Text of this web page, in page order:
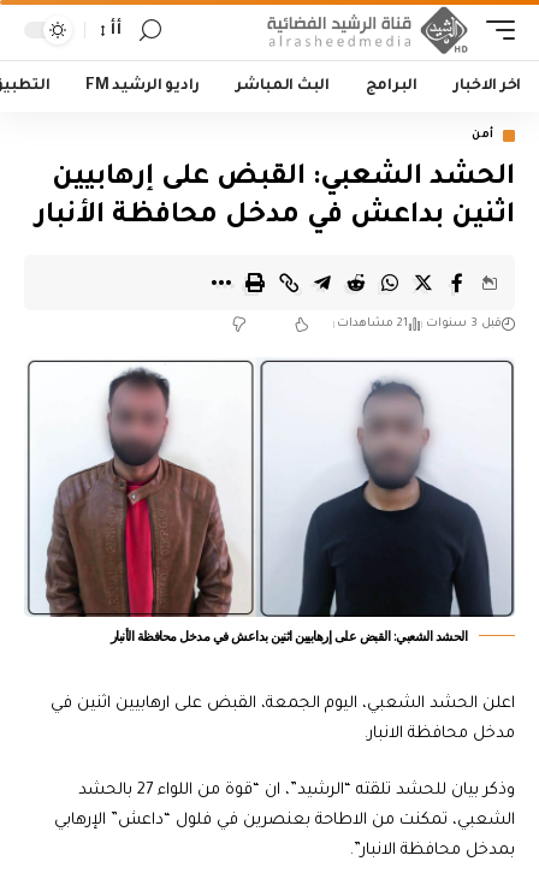
أأ
اخر الاخبار البرامج البث المباشر راديو الرشيد FM
أمن
الحشد الشعبي: القبض على إرهابيين
اثنين بداعش في مدخل محافظة الأنبار
قبل 3 سنوات 21 مشاهدات
الحشد الشعبي: القبض على إرهابيين اثنين بداعش في مدخل محافظة الأنبار
اعلن الحشد الشعبي، اليوم الجمعة، القبض على ارهابيين اثنين في
مدخل محافظة الانبار.
وذكر بيان للحشد تلقته “الرشيد”، ان “قوة من اللواء 27 بالحشد
الشعبي، تمكنت من الاطاحة بعنصرين في فلول “داعش” الإرهابي
بمدخل محافظة الانبار”.